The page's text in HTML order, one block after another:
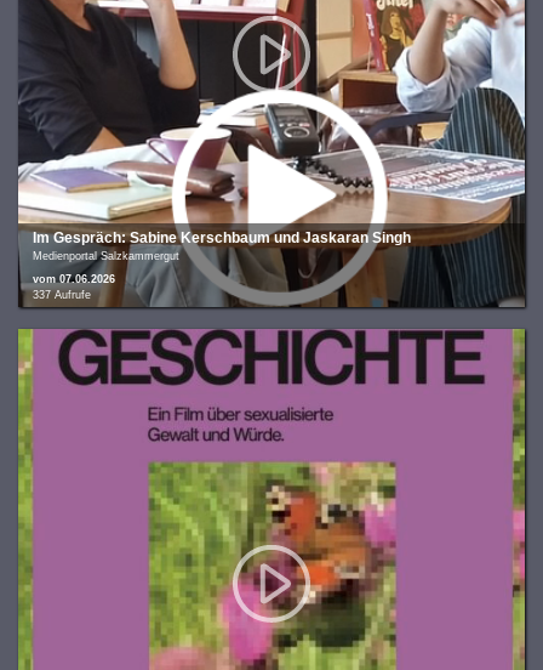
Im Gespräch: Sabine Kerschbaum und Jaskaran Singh
Medienportal Salzkammergut
vom 07.06.2026
337 Aufrufe